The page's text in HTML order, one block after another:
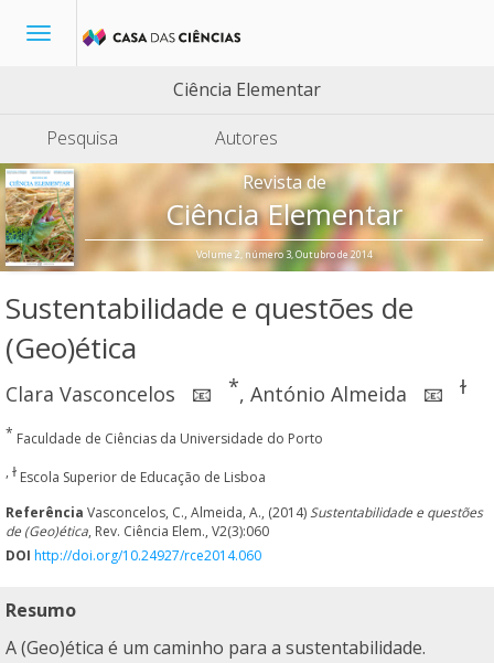
Toggle
Ciência Elementar
Pesquisa
Autores
Revista de
Ciência Elementar
Volume 2, número 3, Outubro de 2014
Sustentabilidade e questões de
(Geo)ética
Clara Vasconcelos 📧 *, António Almeida 📧 ɫ
* Faculdade de Ciências da Universidade do Porto
, ɫ Escola Superior de Educação de Lisboa
Referência Vasconcelos, C., Almeida, A., (2014)Sustentabilidade e questões
de (Geo)ética, Rev. Ciência Elem., V2(3):060
DOI http://doi.org/10.24927/rce2014.060
Resumo
A (Geo)ética é um caminho para a sustentabilidade.